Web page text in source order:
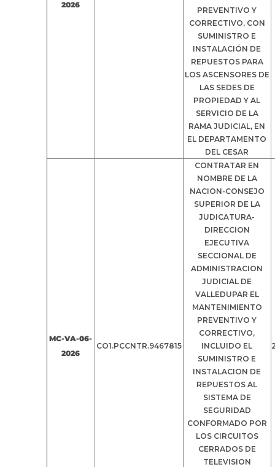
2026
PREVENTIVO Y
CORRECTIVO, CON
SUMINISTRO E
INSTALACIÓN DE
REPUESTOS PARA
LOS ASCENSORES DE
LAS SEDES DE
PROPIEDAD Y AL
SERVICIO DE LA
RAMA JUDICIAL, EN
EL DEPARTAMENTO
DEL CESAR
MC-VA-06-
2026
CO1.PCCNTR.9467815
CONTRATAR EN
NOMBRE DE LA
NACION-CONSEJO
SUPERIOR DE LA
JUDICATURA-
DIRECCION
EJECUTIVA
SECCIONAL DE
ADMINISTRACION
JUDICIAL DE
VALLEDUPAR EL
MANTENIMIENTO
PREVENTIVO Y
CORRECTIVO,
INCLUIDO EL
SUMINISTRO E
INSTALACION DE
REPUESTOS AL
SISTEMA DE
SEGURIDAD
CONFORMADO POR
LOS CIRCUITOS
CERRADOS DE
TELEVISION